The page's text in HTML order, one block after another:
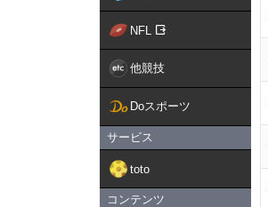
NFL
他競技
Doスポーツ
サービス
toto
コンテンツ